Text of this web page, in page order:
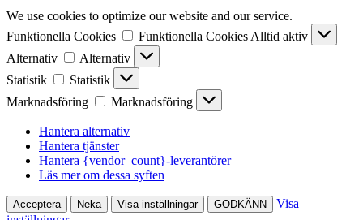
We use cookies to optimize our website and our service.
Funktionella Cookies
Funktionella Cookies Alltid aktiv
Alternativ
Alternativ
Statistik
Statistik
Marknadsföring
Marknadsföring
Hantera alternativ
Hantera tjänster
Hantera {vendor_count}-leverantörer
Läs mer om dessa syften
Acceptera Neka Visa inställningar GODKÄNN
Visa